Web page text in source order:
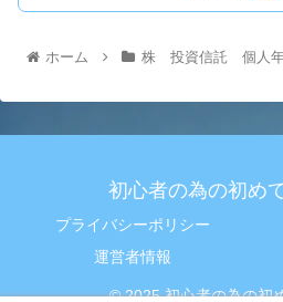
ホーム 株 投資信託 個人
初心者の為の初め
プライバシーポリシー
運営者情報
© 2025 初心者の為の初